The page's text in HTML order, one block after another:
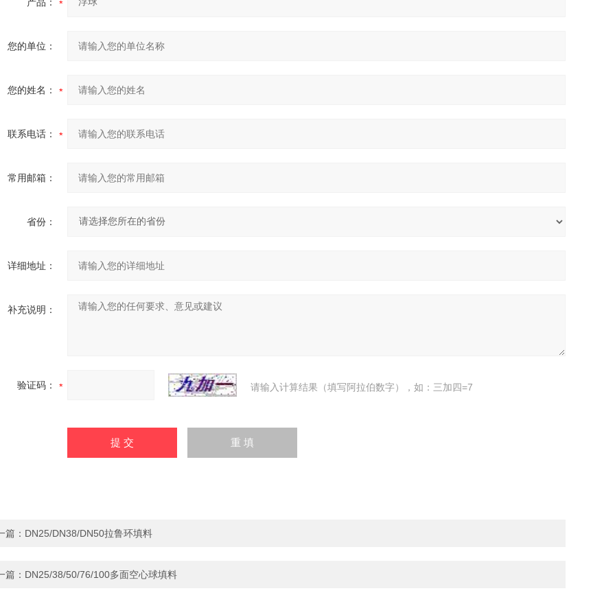
您的单位：
您的姓名：
联系电话：
常用邮箱：
省份：
详细地址：
补充说明：
验证码： 请输入计算结果（填写阿拉伯数字），如：三加四=7
篇： DN25/DN38/DN50拉鲁环填料
篇： DN25/38/50/76/100多面空心球填料